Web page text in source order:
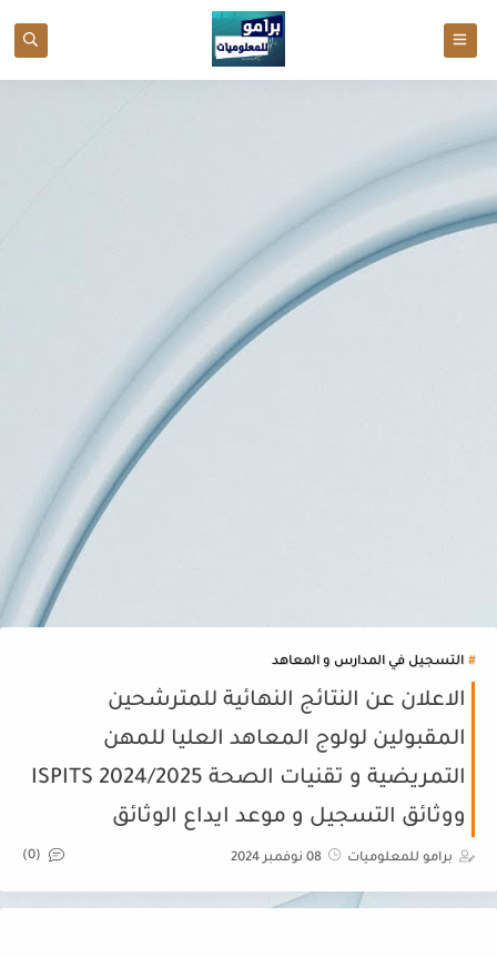
التسجيل في المدارس و المعاهد
الاعلان عن النتائج النهائية للمترشحين
المقبولين لولوج المعاهد العليا للمهن
التمريضية و تقنيات الصحة ISPITS 2024/2025
ووثائق التسجيل و موعد ايداع الوثائق
برامو للمعلوميات 08 نوفمبر 2024 (0)